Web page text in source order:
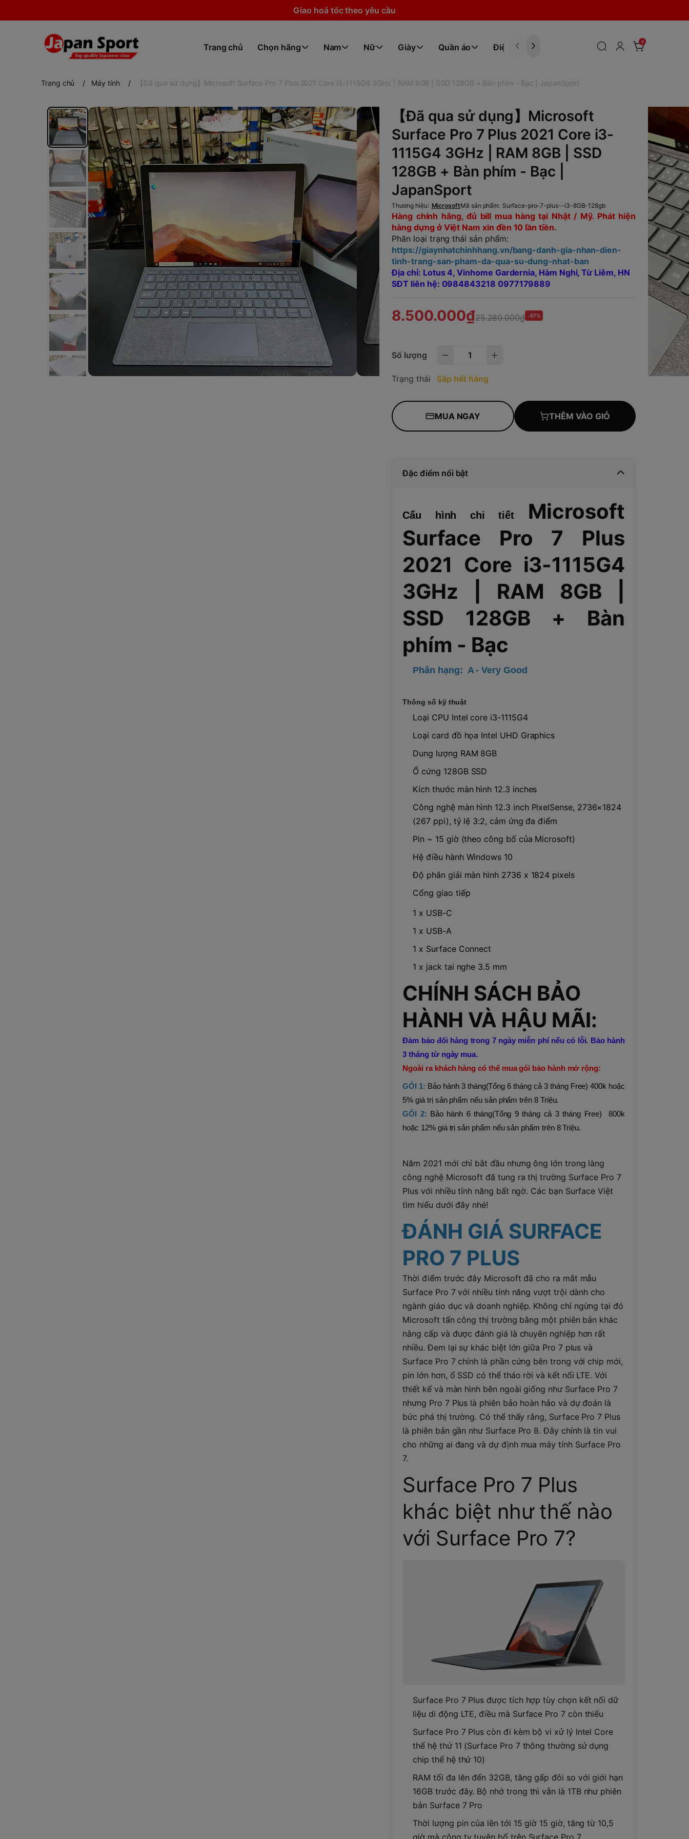
Giao hoả tốc theo yêu cầu
Trang chủ Chọn hãng Nam Nữ Giày Quần áo Điện tử
0
Trang chủ / Máy tính / 【Đã qua sử dụng】Microsoft Surface Pro 7 Plus 2021 Core i3-1115G4 3GHz | RAM 8GB | SSD 128GB + Bàn phím - Bạc | JapanSport
【Đã qua sử dụng】Microsoft
Surface Pro 7 Plus 2021 Core i3-
1115G4 3GHz | RAM 8GB | SSD
128GB + Bàn phím - Bạc |
JapanSport
Thương hiệu: MicrosoftMã sản phẩm: Surface-pro-7-plus--i3-8GB-128gb
Hàng chính hãng, đủ bill mua hàng tại Nhật / Mỹ. Phát hiện
hàng dựng ở Việt Nam xin đền 10 lần tiền.
Phân loại trạng thái sản phẩm:
https://giaynhatchinhhang.vn/bang-danh-gia-nhan-dien-
tinh-trang-san-pham-da-qua-su-dung-nhat-ban
Địa chỉ: Lotus 4, Vinhome Gardernia, Hàm Nghi, Từ Liêm, HN
SĐT liên hệ: 0984843218 0977179889
8.500.000₫25.280.000₫ -67%
Số lượng
Trạng thái Sắp hết hàng
MUA NGAY THÊM VÀO GIỎ
Đặc điểm nổi bật
Cấu hình chi tiết
Microsoft
Surface Pro 7 Plus
2021 Core i3-1115G4
3GHz | RAM 8GB |
SSD 128GB + Bàn
phím - Bạc
Phân hạng: A - Very Good
Thông số kỹ thuật
Loại CPU Intel core i3-1115G4
Loại card đồ họa Intel UHD Graphics
Dung lượng RAM 8GB
Ổ cứng 128GB SSD
Kích thước màn hình 12.3 inches
Công nghệ màn hình 12.3 inch PixelSense, 2736×1824
(267 ppi), tỷ lệ 3:2, cảm ứng đa điểm
Pin ~ 15 giờ (theo công bố của Microsoft)
Hệ điều hành Windows 10
Độ phân giải màn hình 2736 x 1824 pixels
Cổng giao tiếp
1 x USB-C
1 x USB-A
1 x Surface Connect
1 x jack tai nghe 3.5 mm
CHÍNH SÁCH BẢO
HÀNH VÀ HẬU MÃI:
Đảm bảo đổi hàng trong 7 ngày miễn phí nếu có lỗi. Bảo hành
3 tháng từ ngày mua.
Ngoài ra khách hàng có thể mua gói bảo hành mở rộng:
GÓI 1: Bảo hành 3 tháng(Tổng 6 tháng cả 3 tháng Free) 400k hoặc
5% giá trị sản phẩm nếu sản phẩm trên 8 Triệu.
GÓI 2: Bảo hành 6 tháng(Tổng 9 tháng cả 3 tháng Free) 800k
hoặc 12% giá trị sản phẩm nếu sản phẩm trên 8 Triệu.
Năm 2021 mới chỉ bắt đầu nhưng ông lớn trong làng
công nghệ Microsoft đã tung ra thị trường Surface Pro 7
Plus với nhiều tính năng bất ngờ. Các bạn Surface Việt
tìm hiểu dưới đây nhé!
ĐÁNH GIÁ SURFACE
PRO 7 PLUS
Thời điểm trước đây Microsoft đã cho ra mắt mẫu
Surface Pro 7 với nhiều tính năng vượt trội dành cho
ngành giáo dục và doanh nghiệp. Không chỉ ngừng tại đó
Microsoft tấn công thị trường bằng một phiên bản khác
nâng cấp và được đánh giá là chuyên nghiệp hơn rất
nhiều. Đem lại sự khác biệt lớn giữa Pro 7 plus và
Surface Pro 7 chính là phần cứng bên trong với chip mới,
pin lớn hơn, ổ SSD có thể tháo rời và kết nối LTE. Với
thiết kế và màn hình bên ngoài giống như Surface Pro 7
nhưng Pro 7 Plus là phiên bảo hoàn hảo và dự đoán là
bức phá thị trường. Có thể thấy rằng, Surface Pro 7 Plus
là phiên bản gần như Surface Pro 8. Đây chính là tin vui
cho những ai đang và dự định mua máy tính Surface Pro
7.
Surface Pro 7 Plus
khác biệt như thế nào
với Surface Pro 7?
Surface Pro 7 Plus được tích hợp tùy chọn kết nối dữ
liệu di động LTE, điều mà Surface Pro 7 còn thiếu
Surface Pro 7 Plus còn đi kèm bộ vi xử lý Intel Core
thế hệ thứ 11 (Surface Pro 7 thông thường sử dụng
chip thế hệ thứ 10)
RAM tối đa lên đến 32GB, tăng gấp đôi so với giới hạn
16GB trước đây. Bộ nhớ trong thì vẫn là 1TB như phiên
bản Surface 7 Pro
Thời lượng pin của lên tới 15 giờ 15 giờ, tăng từ 10,5